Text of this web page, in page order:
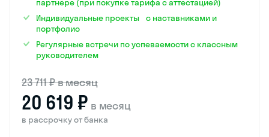
партнёре (при покупке тарифа с аттестацией)
Индивидуальные проекты с наставниками и
портфолио
Регулярные встречи по успеваемости с классным
руководителем
23 711 ₽ в месяц
20 619 ₽ в месяц
в рассрочку от банка